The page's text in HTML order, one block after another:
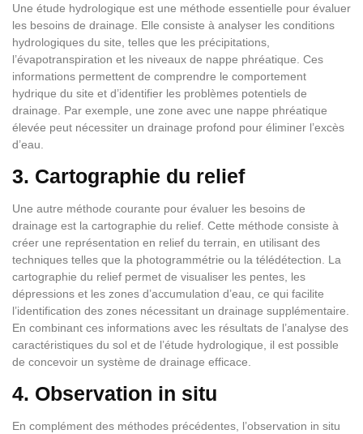
Une étude hydrologique est une méthode essentielle pour évaluer
les besoins de drainage. Elle consiste à analyser les conditions
hydrologiques du site, telles que les précipitations,
l’évapotranspiration et les niveaux de nappe phréatique. Ces
informations permettent de comprendre le comportement
hydrique du site et d’identifier les problèmes potentiels de
drainage. Par exemple, une zone avec une nappe phréatique
élevée peut nécessiter un drainage profond pour éliminer l’excès
d’eau.
3. Cartographie du relief
Une autre méthode courante pour évaluer les besoins de
drainage est la cartographie du relief. Cette méthode consiste à
créer une représentation en relief du terrain, en utilisant des
techniques telles que la photogrammétrie ou la télédétection. La
cartographie du relief permet de visualiser les pentes, les
dépressions et les zones d’accumulation d’eau, ce qui facilite
l’identification des zones nécessitant un drainage supplémentaire.
En combinant ces informations avec les résultats de l’analyse des
caractéristiques du sol et de l’étude hydrologique, il est possible
de concevoir un système de drainage efficace.
4. Observation in situ
En complément des méthodes précédentes, l’observation in situ